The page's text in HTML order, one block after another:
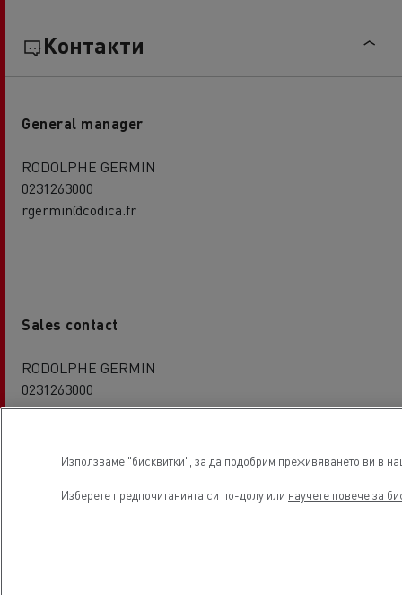
Контакти
General manager
RODOLPHE GERMIN
0231263000
rgermin@codica.fr
Sales contact
RODOLPHE GERMIN
0231263000
rgermin@codica.fr
Използваме "бисквитки", за да подобрим преживяването ви в
Изберете предпочитанията си по-долу или научете повече за